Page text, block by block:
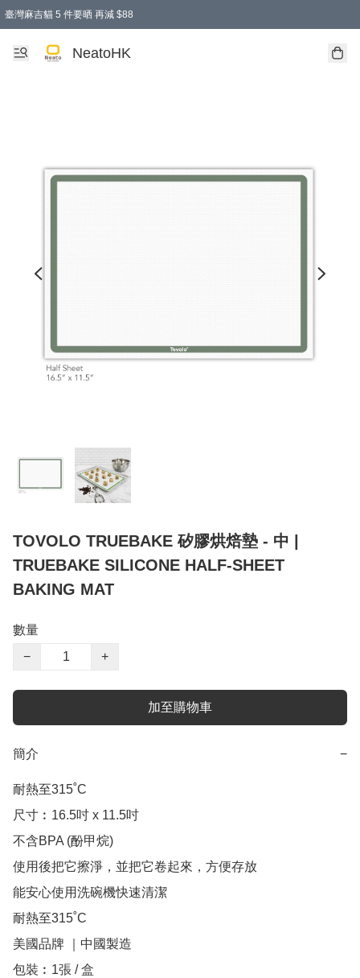
臺灣麻吉貓 5 件要晒 再減 $88
消費即享全單 95 折優惠！
購物滿 HKD 300.00即享免運費優惠！（適用於 特定的送貨方式 )
買麻吉貓廚具套裝免運費
寄送台灣運費滿HKD300 減 HKD50 優惠（不適用於儲物用品及傢俬）
NeatoHK
TOVOLO TRUEBAKE 矽膠烘焙墊 - 中 |
TRUEBAKE SILICONE HALF-SHEET
BAKING MAT
數量
−
+
加至購物車
簡介 −
耐熱至315˚C
尺寸︰16.5吋 x 11.5吋
不含BPA (酚甲烷)
使用後把它擦淨，並把它卷起來，方便存放
能安心使用洗碗機快速清潔
耐熱至315˚C
美國品牌 ｜中國製造
包裝︰1張 / 盒